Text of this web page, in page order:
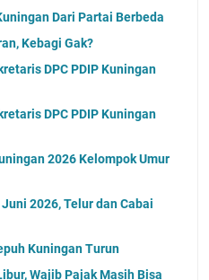
Dari Partai Berbeda
Kebagi Gak?
DPC PDIP Kuningan
DPC PDIP Kuningan
2026 Kelompok Umur
2026, Telur dan Cabai
Kuningan Turun
Wajib Pajak Masih Bisa